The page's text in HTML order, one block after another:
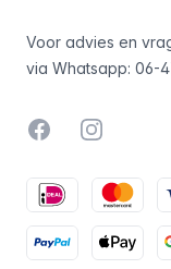
Voor advies en
via Whatsapp: 06-
FacebookInstagram